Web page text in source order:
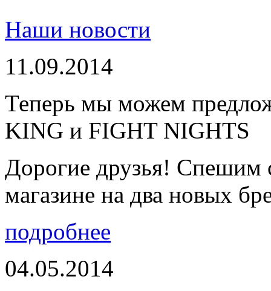
Наши новости
11.09.2014
Теперь мы можем
KING и FIGHT NIGHTS
Дорогие друзья! Спешим
магазине на два новых
подробнее
04.05.2014